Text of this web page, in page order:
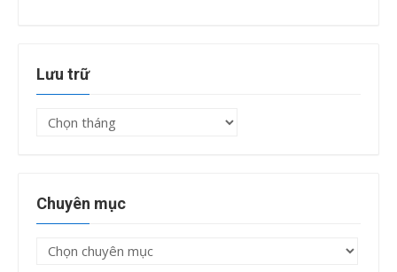
Lưu trữ
Lưu
Chuyên mục
Chuyên